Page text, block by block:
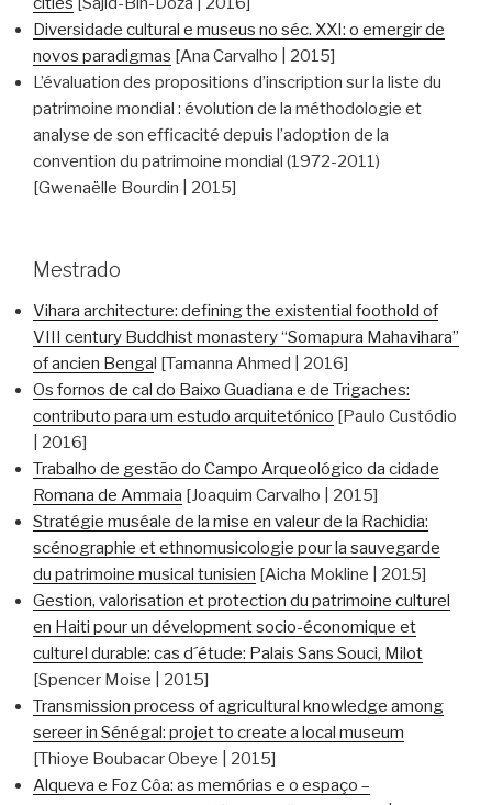
Diversidade cultural e museus no séc. XXI: o emergir de
novos paradigmas [Ana Carvalho | 2015]
L’évaluation des propositions d’inscription sur la liste du
patrimoine mondial : évolution de la méthodologie et
analyse de son efficacité depuis l’adoption de la
convention du patrimoine mondial (1972-2011)
[Gwenaëlle Bourdin | 2015]
Mestrado
Vihara architecture: defining the existential foothold of
VIII century Buddhist monastery “Somapura Mahavihara”
of ancien Benga l [Tamanna Ahmed | 2016]
Os fornos de cal do Baixo Guadiana e de Trigaches:
contributo para um estudo arquitetónico [Paulo Custódio
| 2016]
Trabalho de gestão do Campo Arqueológico da cidade
Romana de Ammaia [Joaquim Carvalho | 2015]
Stratégie muséale de la mise en valeur de la Rachidia:
scénographie et ethnomusicologie pour la sauvegarde
du patrimoine musical tunisien [Aicha Mokline | 2015]
Gestion, valorisation et protection du patrimoine culturel
en Haiti pour un dévelopment socio-économique et
culturel durable: cas d´étude: Palais Sans Souci, Milot
[Spencer Moise | 2015]
Transmission process of agricultural knowledge among
sereer in Sénégal: projet to create a local museum
[Thioye Boubacar Obeye | 2015]
Alqueva e Foz Côa: as memórias e o espaço –